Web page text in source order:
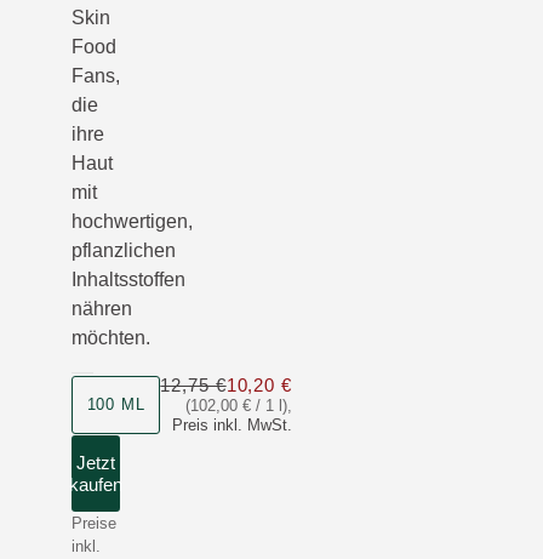
Skin
Food
Fans,
die
ihre
Haut
mit
hochwertigen,
pflanzlichen
Inhaltsstoffen
nähren
möchten.
100 ML (102,00 € / 1 l),
Preis inkl. MwSt.
12,75 €10,20 €Nur 10,20 € statt 12,75 €
Jetzt
kaufen
Preise
inkl.